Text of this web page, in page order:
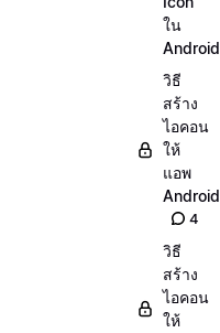
ใน
Android
วิธี
สร้าง
ไอคอน
ให้
แอพ
Android
4
วิธี
สร้าง
ไอคอน
ให้